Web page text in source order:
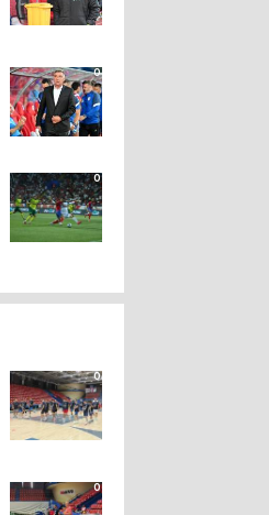
0
0
0
0